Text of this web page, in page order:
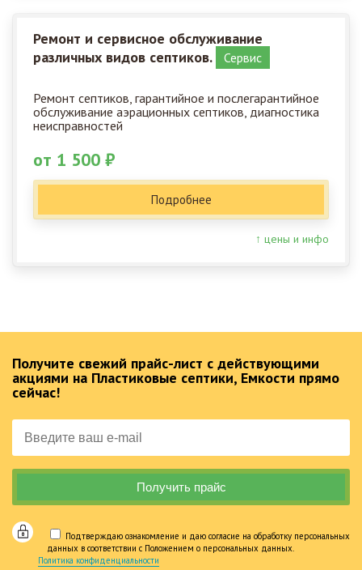
Ремонт и сервисное обслуживание
различных видов септиков.
Сервис
Ремонт септиков, гарантийное и послегарантийное
обслуживание аэрационных септиков, диагностика
неисправностей
от 1 500 ₽
Подробнее
↑ цены и инфо
Получите свежий прайс-лист с действующими
акциями на Пластиковые септики, Емкости прямо
сейчас!
Подтверждаю ознакомление и даю согласие на обработку персональных
данных в соответствии с Положением о персональных данных.
Политика конфиденциальности